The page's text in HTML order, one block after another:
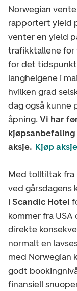
Norwegian
rapportert yield
venter en yield
trafikktallene for
for det
langhelgene i
hvilken grad
dag også kunne
åpning. Vi har
kjøpsanbefaling
aksje. Kjøp
Med tolltiltak fra
ved gårsdagens
i Scandic Hotel
kommer fra
direkte
normalt en
med Norwegian
godt
finansiell